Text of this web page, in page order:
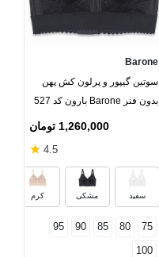
مشکی خاکستری
Barone
سوتین گیپور و پرلون کش پهن
بدون فنر Barone بارون کد 527
1,260,000 تومان
4.5
★
سفید مشکی کرم
75
80
85
90
95
100